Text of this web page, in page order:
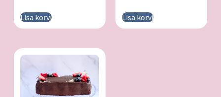
Lisa korvi Lisa korvi